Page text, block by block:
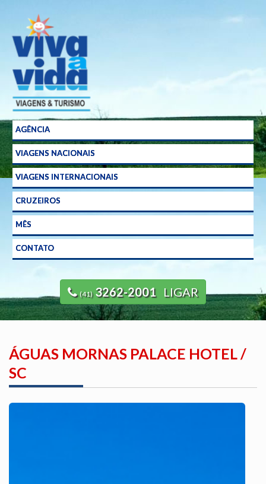
AGÊNCIA
VIAGENS NACIONAIS
VIAGENS INTERNACIONAIS
CRUZEIROS
MÊS
CONTATO
(41) 3262-2001 LIGAR
ÁGUAS MORNAS PALACE HOTEL /
SC